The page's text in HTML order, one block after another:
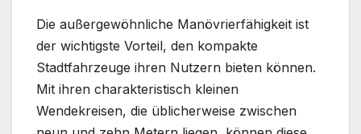
Die außergewöhnliche Manövrierfähigkeit ist
der wichtigste Vorteil, den kompakte
Stadtfahrzeuge ihren Nutzern bieten können.
Mit ihren charakteristisch kleinen
Wendekreisen, die üblicherweise zwischen